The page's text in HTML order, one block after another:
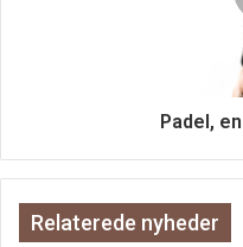
byde på for enhver
historie, natur eller bare
verdens bedste mad og
Europa har at byde på?
Padel,
Relaterede nyheder